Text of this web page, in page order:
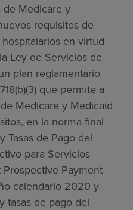
de Medicare y
requisitos de
en virtud
Ley de Servicios de
plan reglamentario
que permite a
Medicare y Medicaid
en la norma final
Tasas de Pago del
para Servicios
Payment
calendario 2020 y
tasas de pago del